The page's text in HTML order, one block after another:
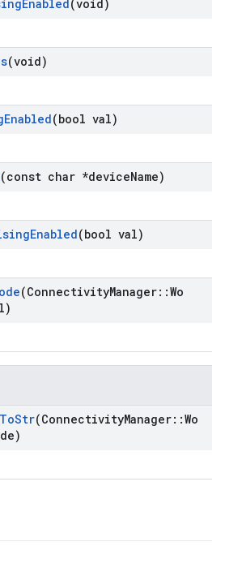
Enabled(void)
(void)
Enabled(bool val)
(const char *deviceName)
Enabled(bool val)
(ConnectivityManager::Wo
ToStr(ConnectivityManager::Wo